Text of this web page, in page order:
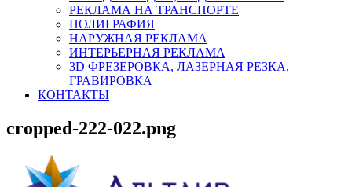
РЕКЛАМА НА ТРАНСПОРТЕ
ПОЛИГРАФИЯ
НАРУЖНАЯ РЕКЛАМА
ИНТЕРЬЕРНАЯ РЕКЛАМА
3D ФРЕЗЕРОВКА, ЛАЗЕРНАЯ РЕЗКА,
ГРАВИРОВКА
КОНТАКТЫ
cropped-222-022.png